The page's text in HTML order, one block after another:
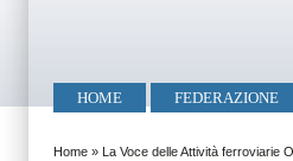
Menu principale
HOME FEDERAZIONE
Tu sei qui
Home » La Voce delle Attività ferroviarie